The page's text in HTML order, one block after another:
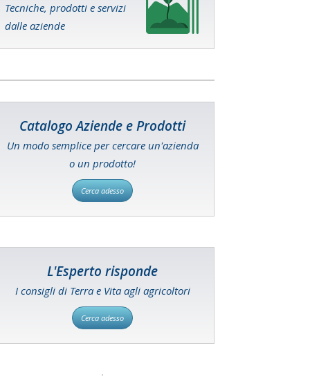
Tecniche, prodotti e servizi
dalle aziende
Catalogo Aziende e Prodotti
Un modo semplice per cercare un'azienda
o un prodotto!
Cerca adesso
L'Esperto risponde
I consigli di Terra e Vita agli agricoltori
Cerca adesso